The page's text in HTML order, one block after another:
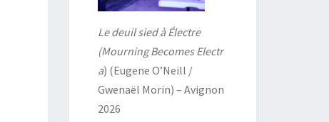
Le deuil sied à Électre
(Mourning Becomes Electr
a) (Eugene O’Neill /
Gwenaël Morin) – Avignon
2026